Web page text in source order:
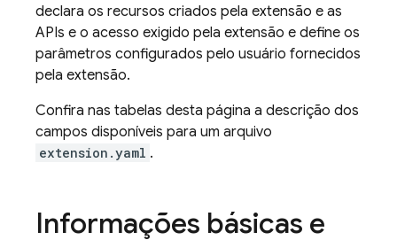
declara os recursos criados pela extensão e as
APIs e o acesso exigido pela extensão e define os
parâmetros configurados pelo usuário fornecidos
pela extensão.
Confira nas tabelas desta página a descrição dos
campos disponíveis para um arquivo
extension.yaml .
Informações básicas e